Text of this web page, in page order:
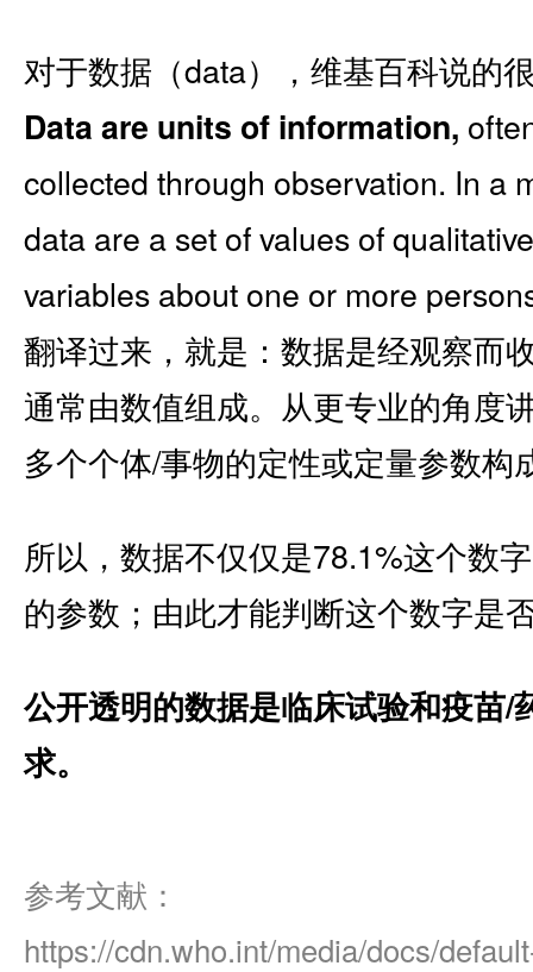
对于数据（data），维基百科说的
Data are units of information,
collected through observation. In a
data are a set of values of
variables about one or more
翻译过来，就是：数据是经观察而
通常由数值组成。从更专业的角度
多个个体/事物的定性或定量参数构
所以，数据不仅仅是78.1%这个数
的参数；由此才能判断这个数字是
公开透明的数据是临床试验和疫苗/
求。
参考文献：
https://cdn.who.int/media/docs/